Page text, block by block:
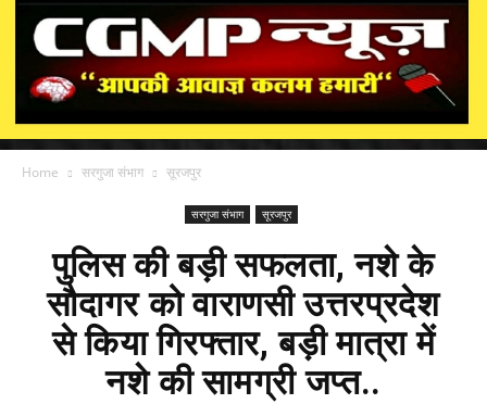
Home सरगुजा संभाग सूरजपुर
सरगुजा संभाग सूरजपुर
पुलिस की बड़ी सफलता, नशे के
सौदागर को वाराणसी उत्तरप्रदेश
से किया गिरफ्तार, बड़ी मात्रा में
नशे की सामग्री जप्त..